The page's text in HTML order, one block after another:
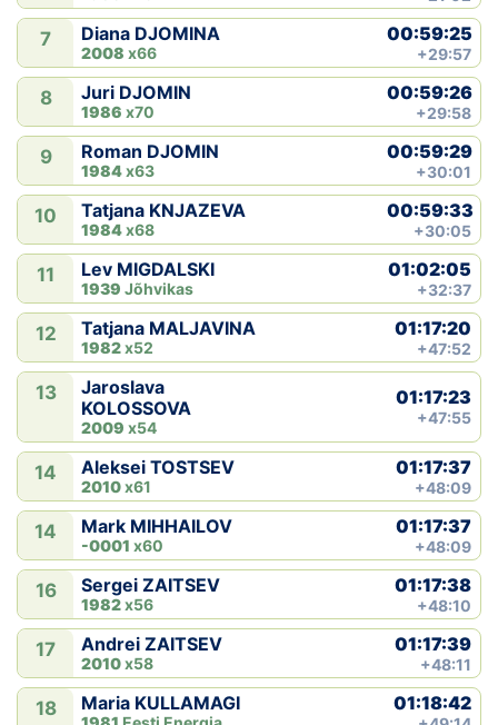
7 Diana DJOMINA
2008 x66
00:59:25
+29:57
8 Juri DJOMIN
1986 x70
00:59:26
+29:58
9 Roman DJOMIN
1984x63
00:59:29
+30:01
10 Tatjana KNJAZEVA
1984x68
00:59:33
+30:05
11 Lev MIGDALSKI
1939 Jõhvikas
01:02:05
+32:37
12 Tatjana MALJAVINA
1982x52
01:17:20
+47:52
13
Jaroslava
KOLOSSOVA
2009 x54
01:17:23
+47:55
14 Aleksei TOSTSEV
2010x61
01:17:37
+48:09
14 Mark MIHHAILOV
-0001 x60
01:17:37
+48:09
16 Sergei ZAITSEV
1982x56
01:17:38
+48:10
17 Andrei ZAITSEV
2010x58
01:17:39
+48:11
18 Maria KULLAMAGI 01:18:42